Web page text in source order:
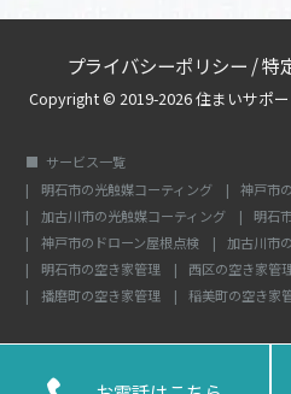
プライバシーポリシー /特
Copyright © 2019-2026 住まいサポ
サービス一覧
明石市の光触媒コーティング
神戸市
加古川市の光触媒コーティング
明石
神戸市のドローン屋根点検
加古川市
明石市の空き家管理
西区の空き家管
播磨町の空き家管理
稲美町の空き家